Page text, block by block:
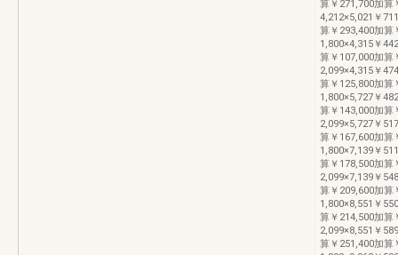
算￥271,700加算
4,212×5,021￥
算￥293,400加算
1,800×4,315￥
算￥107,000加算
2,099×4,315￥
算￥125,800加算
1,800×5,727￥
算￥143,000加算
2,099×5,727￥
算￥167,600加算
1,800×7,139￥
算￥178,500加算
2,099×7,139￥
算￥209,600加算
1,800×8,551￥
算￥214,500加算
2,099×8,551￥
算￥251,400加算